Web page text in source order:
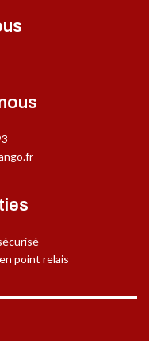
point relais